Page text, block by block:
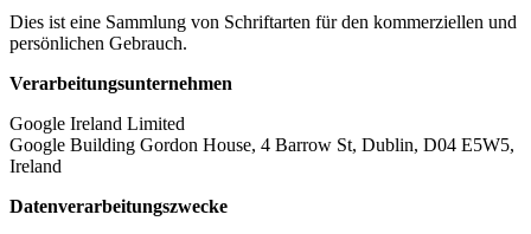
Dies ist eine Sammlung von Schriftarten für den kommerziellen und
persönlichen Gebrauch.
Verarbeitungsunternehmen
Google Ireland Limited
Google Building Gordon House, 4 Barrow St, Dublin, D04 E5W5,
Ireland
Datenverarbeitungszwecke